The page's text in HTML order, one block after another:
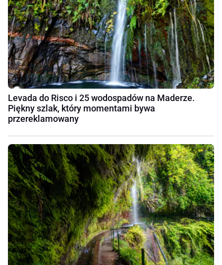
Levada do Risco i 25 wodospadów na Maderze.
Piękny szlak, który momentami bywa
przereklamowany